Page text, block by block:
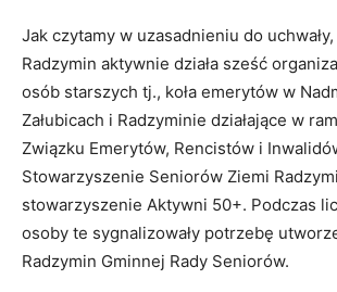
Jak czytamy w uzasadnieniu do
Radzymin aktywnie działa sześć
osób starszych tj., koła emerytów w
Załubicach i Radzyminie działające w
Związku Emerytów, Rencistów i
Stowarzyszenie Seniorów Ziemi
stowarzyszenie Aktywni 50+. Podczas
osoby te sygnalizowały potrzebę
Radzymin Gminnej Rady Seniorów.